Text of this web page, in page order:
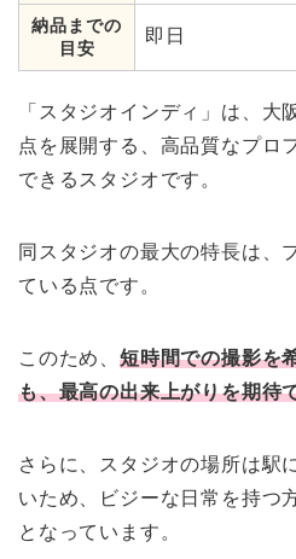
納品までの
目安
即日
「スタジオインディ」は、大
点を展開する、高品質なプロ
できるスタジオです。
同スタジオの最大の特長は、
ている点です。
このため、 短時間での撮影を
も、最高の出来上がりを期待
さらに、スタジオの場所は駅
いため、ビジーな日常を持つ
となっています。